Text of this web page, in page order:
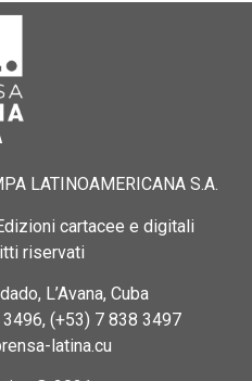
LATINOAMERICANA S.A.
cartacee e digitali
riservati
L’Avana, Cuba
(+53) 7 838 3497
latina.cu